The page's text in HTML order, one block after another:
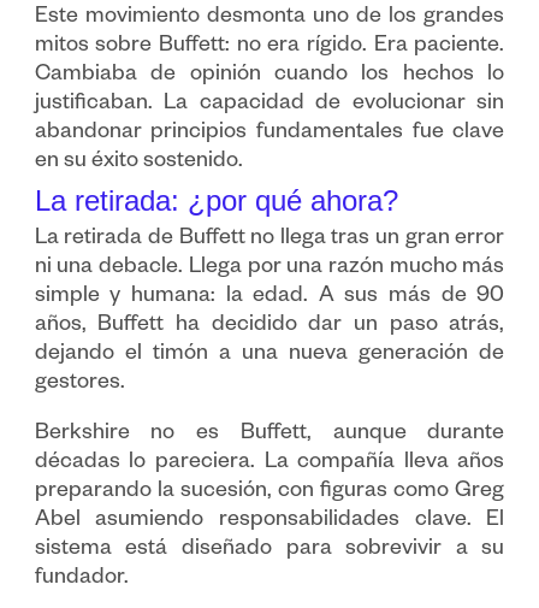
Este movimiento desmonta uno de los grandes
mitos sobre Buffett: no era rígido. Era paciente.
Cambiaba de opinión cuando los hechos lo
justificaban. La capacidad de evolucionar sin
abandonar principios fundamentales fue clave
en su éxito sostenido.
La retirada: ¿por qué ahora?
La retirada de Buffett no llega tras un gran error
ni una debacle. Llega por una razón mucho más
simple y humana: la edad. A sus más de 90
años, Buffett ha decidido dar un paso atrás,
dejando el timón a una nueva generación de
gestores.
Berkshire no es Buffett, aunque durante
décadas lo pareciera. La compañía lleva años
preparando la sucesión, con figuras como Greg
Abel asumiendo responsabilidades clave. El
sistema está diseñado para sobrevivir a su
fundador.